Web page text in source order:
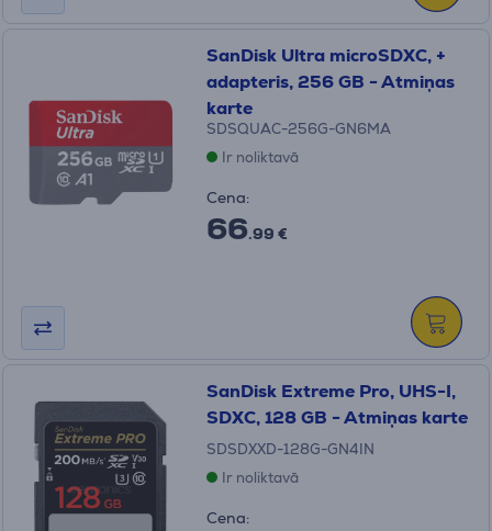
SanDisk Ultra microSDXC, +
adapteris, 256 GB - Atmiņas
karte
SDSQUAC-256G-GN6MA
Ir noliktavā
Cena:
66.99 €
SanDisk Extreme Pro, UHS-I,
SDXC, 128 GB - Atmiņas karte
SDSDXXD-128G-GN4IN
Ir noliktavā
Cena: